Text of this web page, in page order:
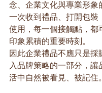
念、企業文化與專業形象
一次收到禮品、打開包裝
使用，每一個接觸點，都
印象累積的重要時刻。
因此企業禮品不應只是採
入品牌策略的一部分，讓
活中自然被看見、被記住。